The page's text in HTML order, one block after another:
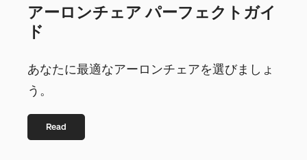
アーロンチェア パーフェクトガイ
ド
あなたに最適なアーロンチェアを選びましょ
う。
Read